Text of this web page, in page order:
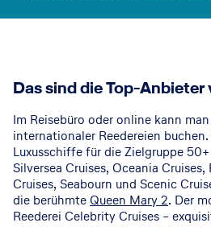
Das sind die Top-
Im Reisebüro oder online kann
internationaler Reedereien
Luxusschiffe für die Zielgruppe
Silversea Cruises, Oceania Cruises,
Cruises, Seabourn und Scenic
die berühmteQueen Mary 2. Der
Reederei Celebrity Cruises –